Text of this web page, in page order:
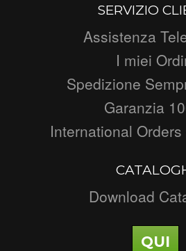
SERVIZIO
Assistenza
I miei
Spedizione
Garanzia
International
Download
QUI